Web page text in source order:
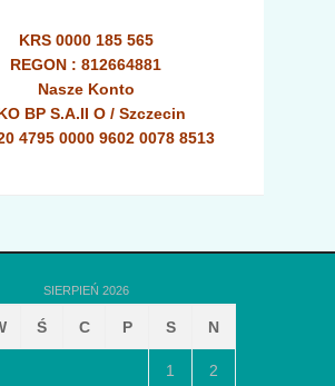
KRS 0000 185 565
REGON : 812664881
Nasze Konto
BP S.A.II O / Szczecin
4795 0000 9602 0078 8513
SIERPIEŃ 2026
Ś C P S N
1 2